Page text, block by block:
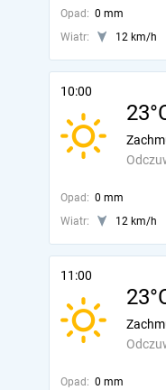
Opad: 0 mm
Wiatr:
12 km/h
10:00
Opad: 0 mm
Wiatr:
12 km/h
11:00
Opad: 0 mm